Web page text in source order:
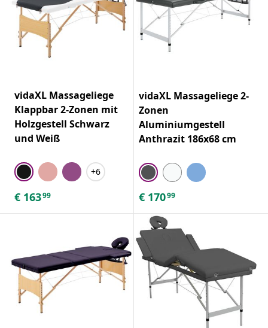
vidaXL Massageliege
Klappbar 2-Zonen mit
Holzgestell Schwarz
und Weiß
+6
€ 16399
vidaXL Massageliege 2-
Zonen
Aluminiumgestell
Anthrazit 186x68 cm
€ 17099